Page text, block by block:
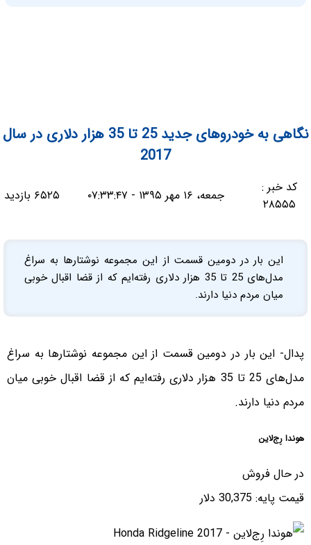
نگاهی به خودروهای جدید 25 تا 35 هزار دلاری در سال
2017
کد خبر :
۲۸۵۵۵
جمعه، ۱۶ مهر ۱۳۹۵ - ۰۷:۳۳:۴۷ ۶۵۲۵ بازدید
این بار در دومین قسمت از این مجموعه نوشتارها به سراغ
مدل‌های 25 تا 35 هزار دلاری رفته‌ایم که از قضا اقبال خوبی
میان مردم دنیا دارند.
پدال- این بار در دومین قسمت از این مجموعه نوشتارها به سراغ
مدل‌های 25 تا 35 هزار دلاری رفته‌ایم که از قضا اقبال خوبی میان
مردم دنیا دارند.
هوندا رِج‌لاین
در حال فروش
قیمت پایه: 30,375 دلار